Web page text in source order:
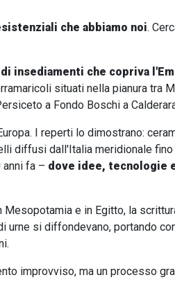
che abbiamo noi.
insediamenti che copriva
situati nella pianura tra
a Fondo Boschi a
I reperti lo dimostrano:
diffusi dall'Italia meridionale fino
fa – dove idee, tecnologie
e in Egitto, la
urne si diffondevano, portando
improvviso, ma un processo